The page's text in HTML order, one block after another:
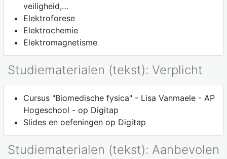
veiligheid,…
Elektroforese
Elektrochemie
Elektromagnetisme
Studiematerialen (tekst): Verplicht
Cursus "Biomedische fysica" - Lisa Vanmaele - AP
Hogeschool - op Digitap
Slides en oefeningen op Digitap
Studiematerialen (tekst): Aanbevolen